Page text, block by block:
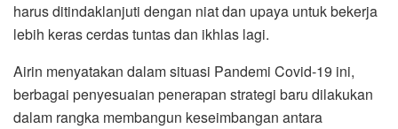
harus ditindaklanjuti dengan niat dan upaya untuk bekerja
lebih keras cerdas tuntas dan ikhlas lagi.
Airin menyatakan dalam situasi Pandemi Covid-19 ini,
berbagai penyesuaian penerapan strategi baru dilakukan
dalam rangka membangun keseimbangan antara